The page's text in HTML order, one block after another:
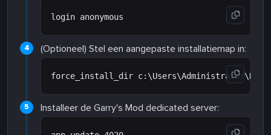
(Optioneel) Stel een aangepaste installatiemap in:
Installeer de Garry's Mod dedicated server: